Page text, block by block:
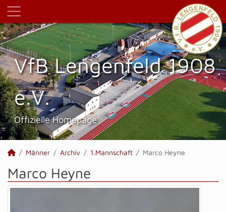
VfB Lengenfeld 1908
e.V.
Offizielle Homepage
Männer Archiv 1.Mannschaft Marco Heyne
Marco Heyne